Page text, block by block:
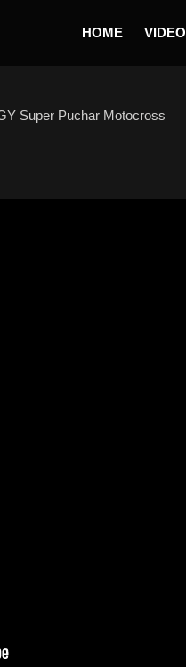
HOME VIDEO
Super Puchar Motocross